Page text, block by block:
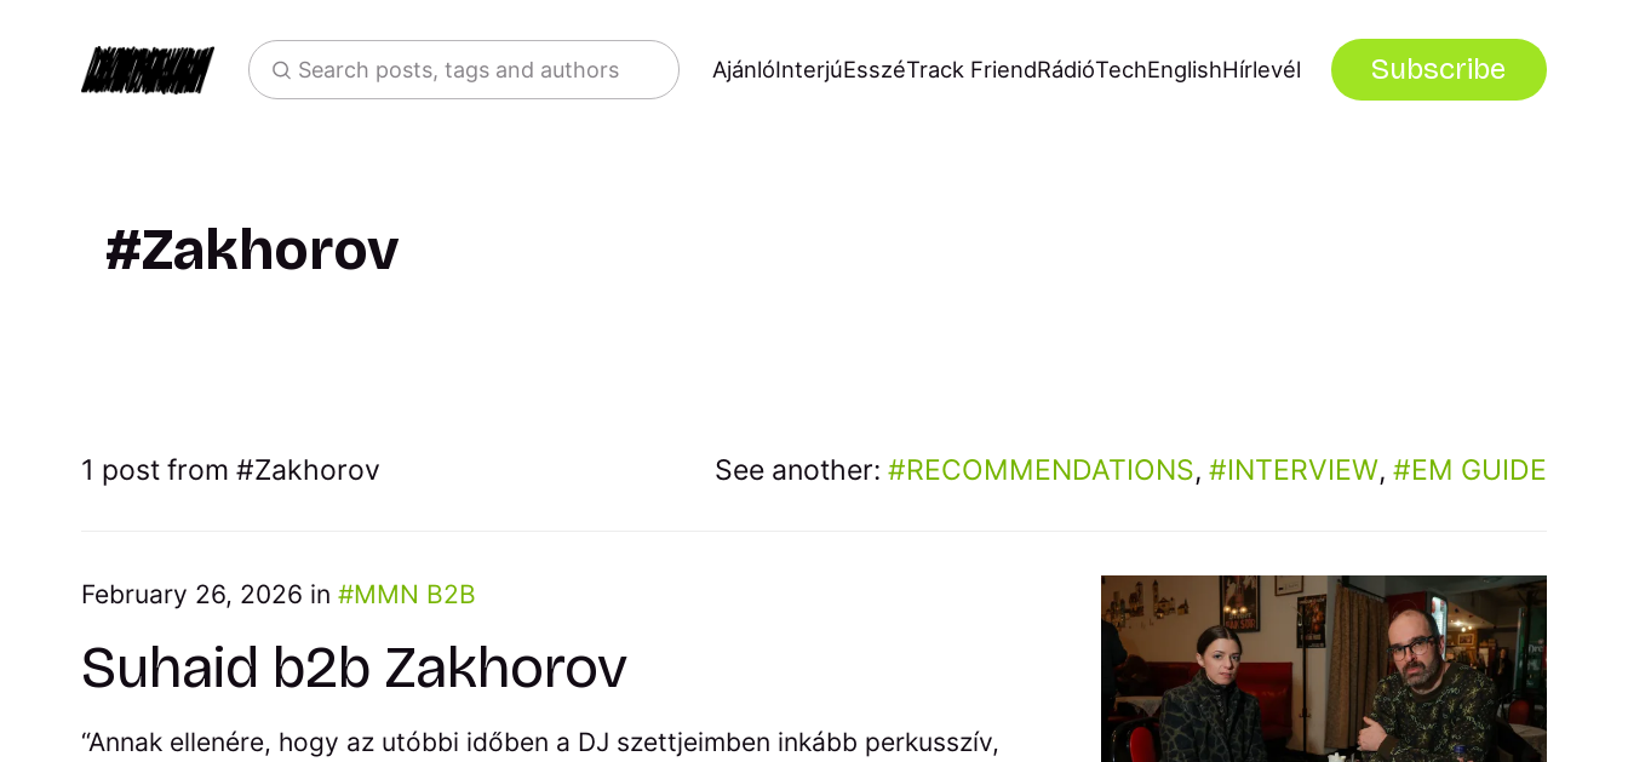
Search posts, tags and authors AjánlóInterjúEsszéTrack FriendRádióTechEnglishHírlevél Subscribe
Zakhorov
1 post from Zakhorov See another: RECOMMENDATIONS, INTERVIEW, EM GUIDE
February 26, 2026 in MMN B2B
Suhaid b2b Zakhorov
“Annak ellenére, hogy az utóbbi időben a DJ szettjeimben inkább perkusszív,